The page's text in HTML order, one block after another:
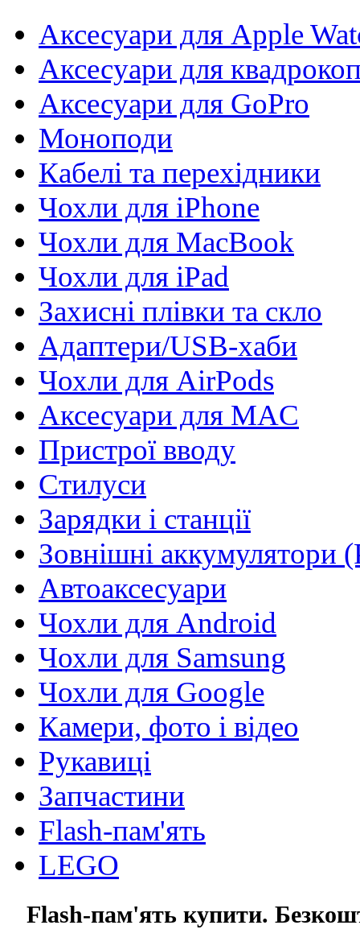
Аксесуари для Apple
Аксесуари для
Аксесуари для GoPro
Моноподи
Кабелі та перехідники
Чохли для iPhone
Чохли для MacBook
Чохли для iPad
Захисні плівки та скло
Адаптери/USB-хаби
Чохли для AirPods
Аксесуари для MAC
Пристрої вводу
Стилуси
Зарядки і станції
Зовнішні аккумулятори
Автоаксесуари
Чохли для Android
Чохли для Samsung
Чохли для Google
Камери, фото і відео
Рукавиці
Запчастини
Flash-пам'ять
LEGO
Flash-пам'ять купити.